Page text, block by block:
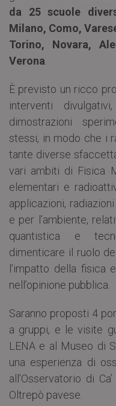
da 25 scuole
Milano, Como,
Torino, Novara,
Verona
È previsto un ricco
interventi
dimostrazioni
stessi, in modo che i
tante diverse
vari ambiti di Fisica
elementari e
applicazioni,
e per l’ambiente,
quantistica e
dimenticare il ruolo
l’impatto della fisica
nell’opinione pubblica.
Saranno proposti 4
a gruppi, e le visite
LENA e al Museo di
una esperienza di
all’Osservatorio di
Oltrepò pavese.